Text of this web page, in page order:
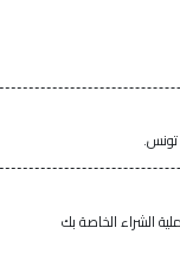
الشراء الخاصة بك